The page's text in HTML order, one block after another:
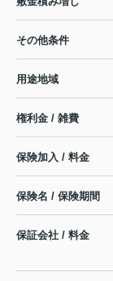
その他条件
用途地域
権利金 / 雑費
保険加入 / 料金
保険名 / 保険期間
保証会社 / 料金